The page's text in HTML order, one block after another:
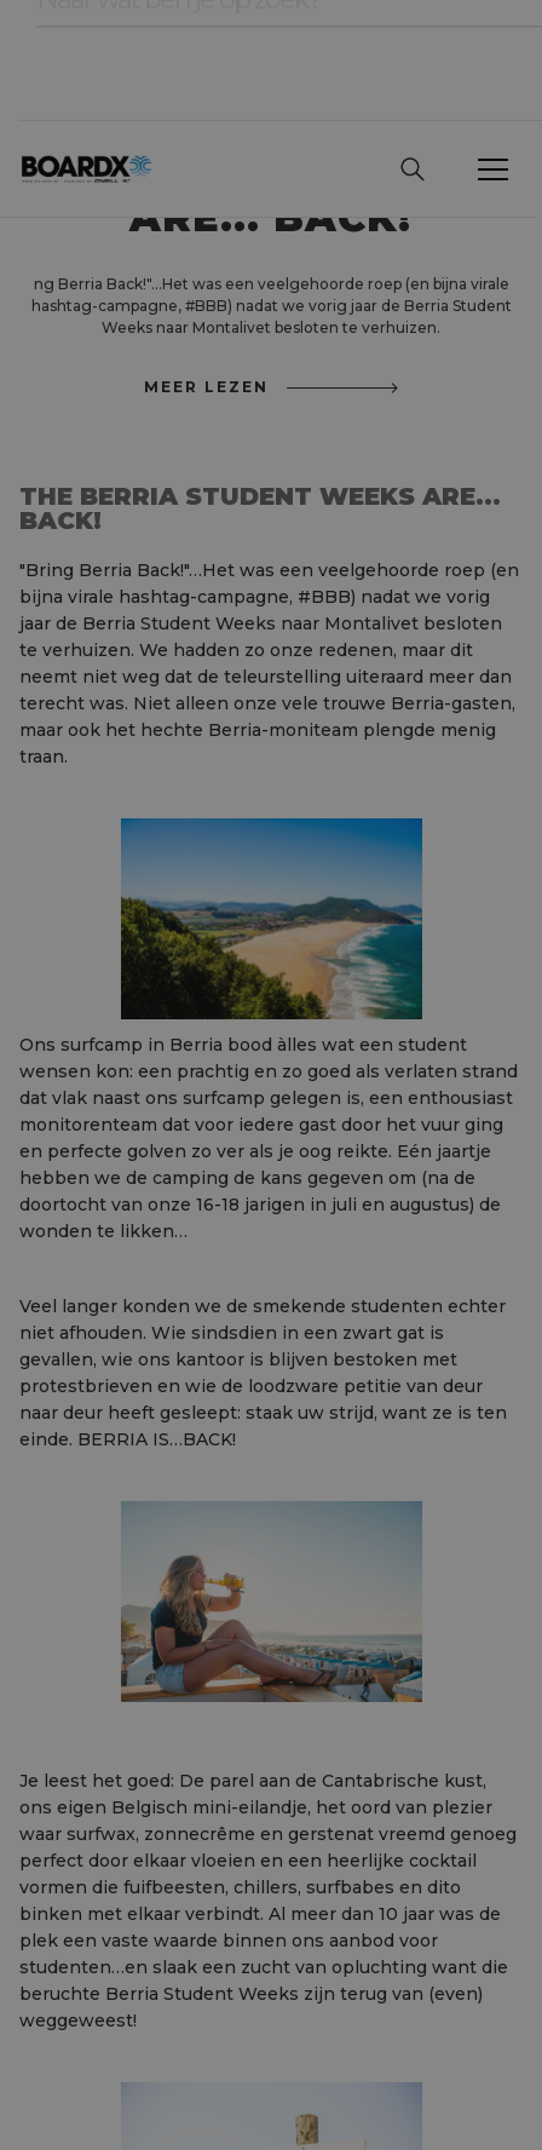
STUDENT WEEKS
ARE... BACK!
ng Berria Back!"…Het was een veelgehoorde roep (en bijna virale
hashtag-campagne, #BBB) nadat we vorig jaar de Berria Student
Weeks naar Montalivet besloten te verhuizen.
MEER LEZEN
THE BERRIA STUDENT WEEKS ARE...
BACK!
"Bring Berria Back!"…Het was een veelgehoorde roep (en
bijna virale hashtag-campagne, #BBB) nadat we vorig
jaar de Berria Student Weeks naar Montalivet besloten
te verhuizen. We hadden zo onze redenen, maar dit
neemt niet weg dat de teleurstelling uiteraard meer dan
terecht was. Niet alleen onze vele trouwe Berria-gasten,
maar ook het hechte Berria-moniteam plengde menig
traan.
Ons surfcamp in Berria bood àlles wat een student
wensen kon: een prachtig en zo goed als verlaten strand
dat vlak naast ons surfcamp gelegen is, een enthousiast
monitorenteam dat voor iedere gast door het vuur ging
en perfecte golven zo ver als je oog reikte. Eén jaartje
hebben we de camping de kans gegeven om (na de
doortocht van onze 16-18 jarigen in juli en augustus) de
wonden te likken…
Veel langer konden we de smekende studenten echter
niet afhouden. Wie sindsdien in een zwart gat is
gevallen, wie ons kantoor is blijven bestoken met
protestbrieven en wie de loodzware petitie van deur
naar deur heeft gesleept: staak uw strijd, want ze is ten
einde. BERRIA IS…BACK!
Je leest het goed: De parel aan de Cantabrische kust,
ons eigen Belgisch mini-eilandje, het oord van plezier
waar surfwax, zonnecrême en gerstenat vreemd genoeg
perfect door elkaar vloeien en een heerlijke cocktail
vormen die fuifbeesten, chillers, surfbabes en dito
binken met elkaar verbindt. Al meer dan 10 jaar was de
plek een vaste waarde binnen ons aanbod voor
studenten…en slaak een zucht van opluchting want die
beruchte Berria Student Weeks zijn terug van (even)
weggeweest!